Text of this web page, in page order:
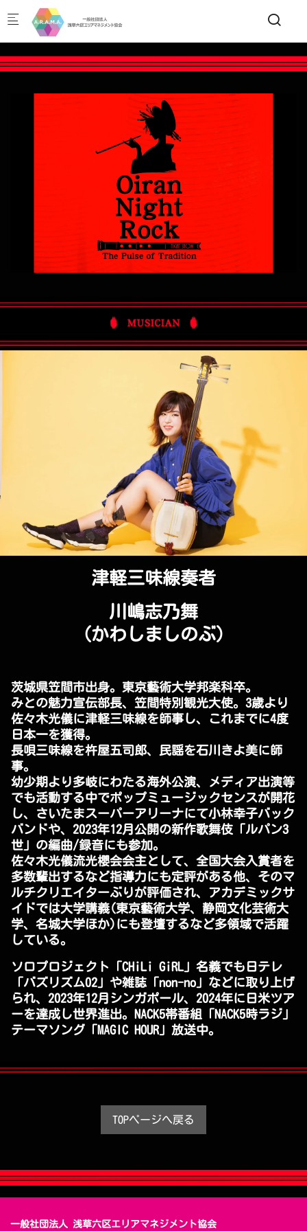
Skip to main content
津軽三味線奏者
川嶋志乃舞
（かわしましのぶ）
茨城県笠間市出身。東京藝術大学邦楽科卒。
みとの魅力宣伝部長、笠間特別観光大使。3歳より
佐々木光儀に津軽三味線を師事し、これまでに4度
日本一を獲得。
長唄三味線を杵屋五司郎、民謡を石川きよ美に師
事。
幼少期より多岐にわたる海外公演、メディア出演等
でも活動する中でポップミュージックセンスが開花
し、さいたまスーパーアリーナにて小林幸子バック
バンドや、2023年12月公開の新作歌舞伎「ルパン3
世」の編曲/録音にも参加。
佐々木光儀流光櫻会会主として、全国大会入賞者を
多数輩出するなど指導力にも定評がある他、そのマ
ルチクリエイターぶりが評価され、アカデミックサ
イドでは大学講義(東京藝術大学、静岡文化芸術大
学、名城大学ほか)にも登壇するなど多領域で活躍
している。
ソロプロジェクト「CHiLi GiRL」名義でも日テレ
「バズリズム02」や雑誌「non-no」などに取り上げ
られ、2023年12月シンガポール、2024年に日米ツア
ーを達成し世界進出。NACK5帯番組「NACK5時ラジ」
テーマソング「MAGIC HOUR」放送中。
TOPページへ戻る
一般社団法人 浅草六区エリアマネジメント協会